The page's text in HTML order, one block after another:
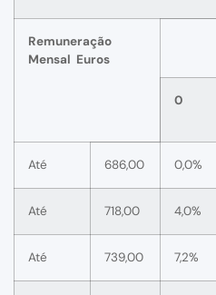
Remuneração
Mensal Euros
0
Até 686,00 0,0%
Até 718,00 4,0%
Até 739,00 7,2%